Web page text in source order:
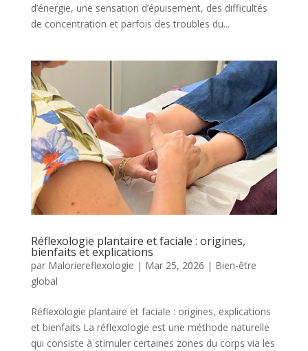
d’énergie, une sensation d’épuisement, des difficultés
de concentration et parfois des troubles du...
Réflexologie plantaire et faciale : origines,
bienfaits et explications
par Maloriereflexologie | Mar 25, 2026 | Bien-être
global
Réflexologie plantaire et faciale : origines, explications
et bienfaits La réflexologie est une méthode naturelle
qui consiste à stimuler certaines zones du corps via les